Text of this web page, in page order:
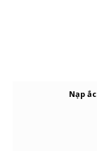
Nạp